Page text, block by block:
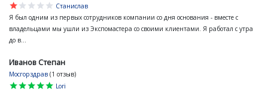
star
star
star
star
star
Станислав
Я был одним из первых сотрудников компании со дня основания - вместе с
владельцами мы ушли из Экспомастера со своими клиентами. Я работал с утра
до в...
Иванов Степан
Мосгорздрав (1 отзыв)
star
star
star
star
star
Lori